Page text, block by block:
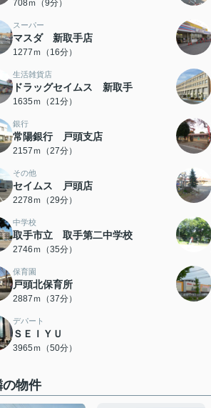
708ｍ（9分）
スーパー
マスダ 新取手店
1277ｍ（16分）
生活雑貨店
ドラッグセイムス 新取手
1635ｍ（21分）
銀行
常陽銀行 戸頭支店
2157ｍ（27分）
その他
セイムス 戸頭店
2278ｍ（29分）
中学校
取手市立 取手第二中学校
2746ｍ（35分）
保育園
戸頭北保育所
2887ｍ（37分）
デパート
ＳＥＩＹＵ
3965ｍ（50分）
の物件